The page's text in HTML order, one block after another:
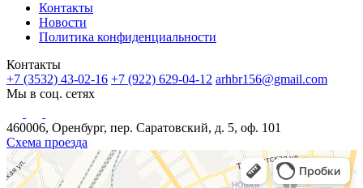
Контакты
Новости
Политика конфиденциальности
Контакты
+7 (3532) 43-02-16 +7 (922) 629-04-12 arhbr156@gmail.com
Мы в соц. сетях
460006, Оренбург, пер. Саратовский, д. 5, оф. 101
Схема проезда